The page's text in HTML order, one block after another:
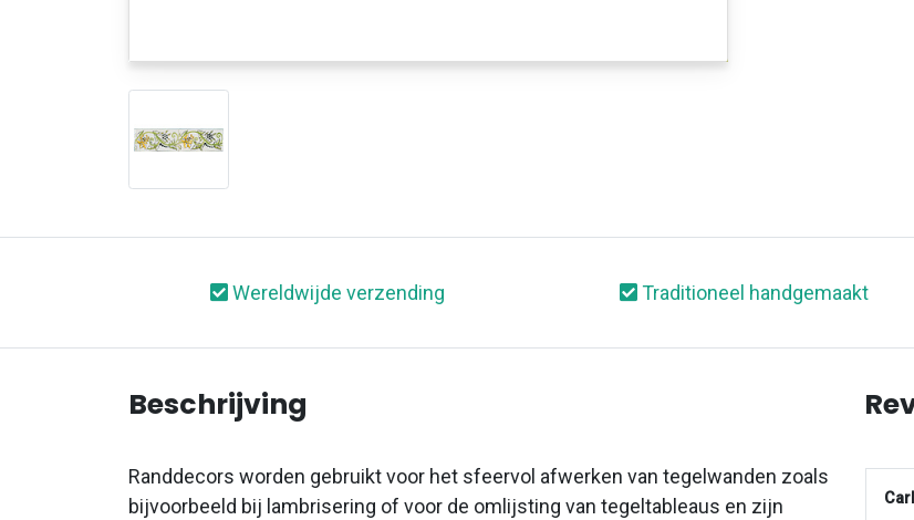
Wereldwijde verzending Traditioneel handgemaakt
Beschrijving
Randdecors worden gebruikt voor het sfeervol afwerken van tegelwanden zoals
bijvoorbeeld bij lambrisering of voor de omlijsting van tegeltableaus en zijn